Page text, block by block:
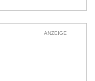
ANZEIGE